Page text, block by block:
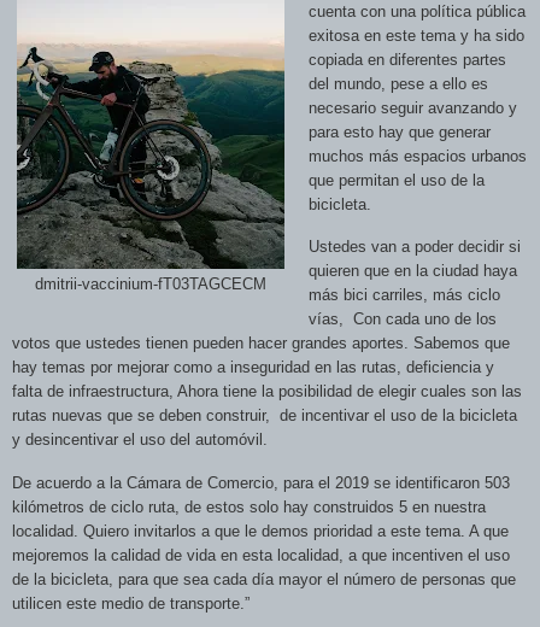
dmitrii-vaccinium-fT03TAGCECM
cuenta con una política pública
exitosa en este tema y ha sido
copiada en diferentes partes
del mundo, pese a ello es
necesario seguir avanzando y
para esto hay que generar
muchos más espacios urbanos
que permitan el uso de la
bicicleta.
Ustedes van a poder decidir si
quieren que en la ciudad haya
más bici carriles, más ciclo
vías, Con cada uno de los
votos que ustedes tienen pueden hacer grandes aportes. Sabemos que
hay temas por mejorar como a inseguridad en las rutas, deficiencia y
falta de infraestructura, Ahora tiene la posibilidad de elegir cuales son las
rutas nuevas que se deben construir, de incentivar el uso de la bicicleta
y desincentivar el uso del automóvil.
De acuerdo a la Cámara de Comercio, para el 2019 se identificaron 503
kilómetros de ciclo ruta, de estos solo hay construidos 5 en nuestra
localidad. Quiero invitarlos a que le demos prioridad a este tema. A que
mejoremos la calidad de vida en esta localidad, a que incentiven el uso
de la bicicleta, para que sea cada día mayor el número de personas que
utilicen este medio de transporte.”